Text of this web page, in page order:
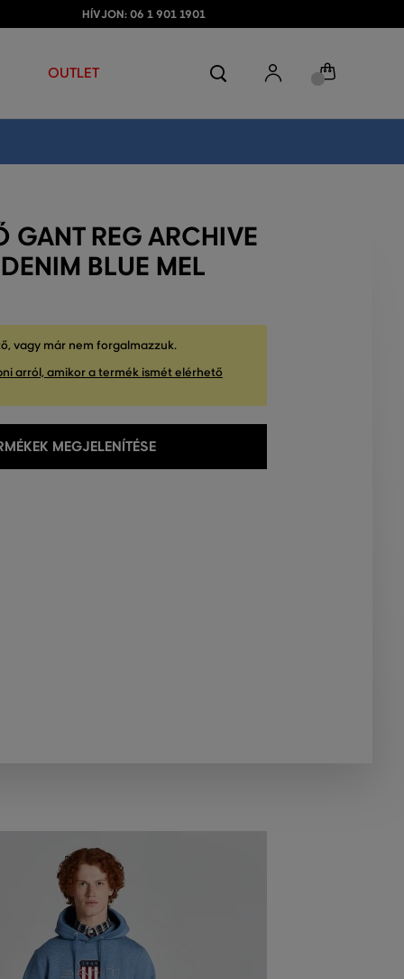
HÍVJON: 06 1 901 1901
OUTLET
GANT REG ARCHIVE
BLUE MEL
vagy már nem forgalmazzuk.
arról, amikor a termék ismét elérhető
MEGJELENÍTÉSE